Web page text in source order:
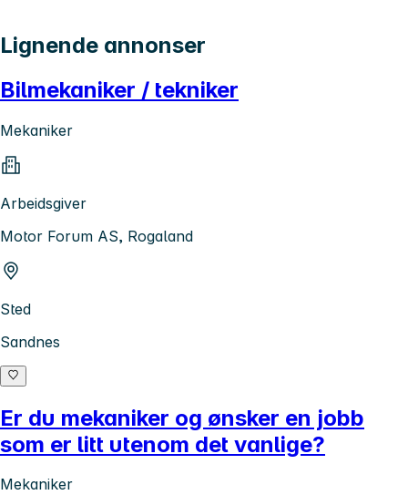
Lignende annonser
Bilmekaniker / tekniker
Mekaniker
Arbeidsgiver
Motor Forum AS, Rogaland
Sted
Sandnes
Er du mekaniker og ønsker en jobb
som er litt utenom det vanlige?
Mekaniker